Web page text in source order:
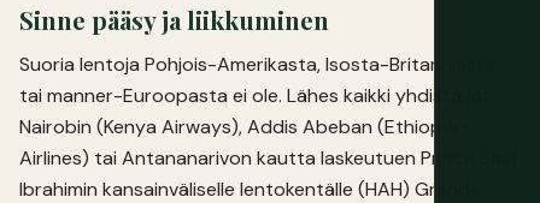
Sinne pääsy ja liikkuminen
Suoria lentoja Pohjois-Amerikasta, Isosta-Britanniasta
tai manner-Euroopasta ei ole. Lähes kaikki yhdistävät
Nairobin (Kenya Airways), Addis Abeban (Ethiopian
Airlines) tai Antananarivon kautta laskeutuen Prince Said
Ibrahimin kansainväliselle lentokentälle (HAH) Grande